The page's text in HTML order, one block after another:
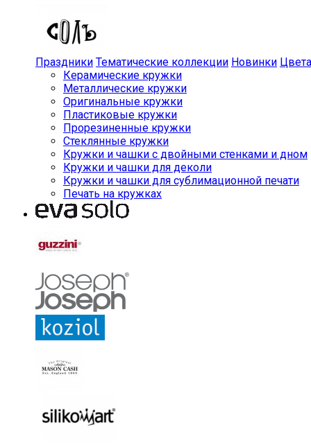
Праздники Тематические коллекции Новинки Цвета
Керамические кружки
Металлические кружки
Оригинальные кружки
Пластиковые кружки
Прорезиненные кружки
Стеклянные кружки
Кружки и чашки с двойными стенками и дном
Кружки и чашки для деколи
Кружки и чашки для сублимационной печати
Печать на кружках